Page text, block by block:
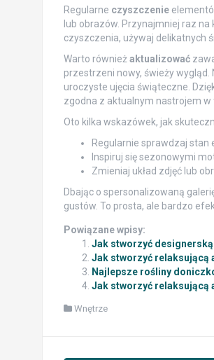
Regularne czyszczenie
lub obrazów. Przynajmniej raz
czyszczenia, używaj delikatnych
Warto również aktualizować
przestrzeni nowy, świeży
uroczyste ujęcia świąteczne.
zgodna z aktualnym nastrojem w
Oto kilka wskazówek, jak
Regularnie sprawdzaj stan
Inspiruj się sezonowymi
Zmieniaj układ zdjęć lub
Dbając o spersonalizowaną
gustów. To prosta, ale bardzo
Powiązane wpisy:
Jak stworzyć
Jak stworzyć relaksującą
Najlepsze rośliny
Jak stworzyć relaksującą
Wnętrze